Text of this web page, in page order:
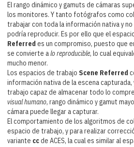
El rango dinámico y gamuts de cámaras
los monitores. Y tanto fotógrafos como
trabajar con toda la información nativa y
podría reproducir. Es por ello que el
Referred es un compromiso, puesto que
se convierte alo reproducible, lo cual
mucho menor.
Los espacios de trabajo Scene Referred
información nativa de la escena capturada,
trabajo capaz de almacenar todo lo
visual humano, rango dinámico y gamut
cámara puede llegar a capturar.
El comportamiento de los algoritmos de
espacio de trabajo, y para realizar
variante cc de ACES, la cual es similar al